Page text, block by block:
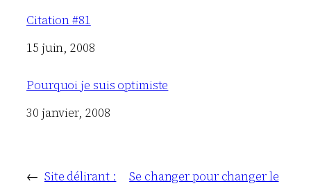
Citation #81
Date
15 juin, 2008
Pourquoi je suis optimiste
Date
30 janvier, 2008
← Site délirant :
Se changer pour changer le